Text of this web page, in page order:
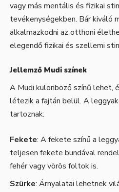
vagy más mentális és fizikai
tevékenységekben. Bár kiváló
alkalmazkodni az otthoni
elegendő fizikai és szellemi
Jellemző Mudi színek
A Mudi különböző színű
létezik a fajtán belül. A
tartoznak:
Fekete: A fekete színű a
teljesen fekete bundával
fehér vagy vörös foltok is.
Szürke: Árnyalatai lehetnek